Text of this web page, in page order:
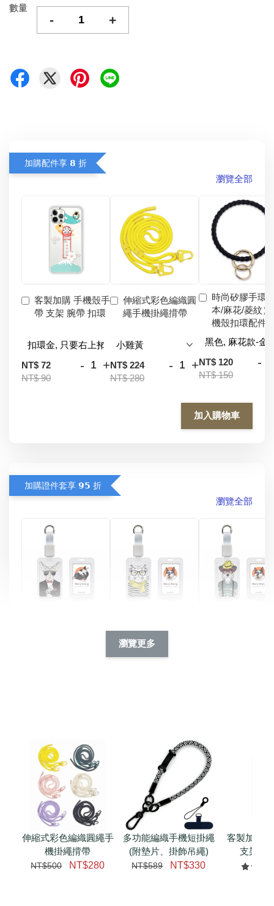
數量
- +
加購配件享 𝟴 折
瀏覽全部
客製加購 手機殼手
帶 支架 腕帶 扣環
NT$ 72
NT$ 90
- +
伸縮式彩色編織圓
繩手機掛繩揹帶
NT$ 224
NT$ 280
- +
時尚矽膠手環
本/麻花/菱紋）
機殼扣環配件
NT$ 120
NT$ 150
-
加入購物車
加購證件套享 𝟵𝟱 折
瀏覽全部
件套(附伸縮卡扣)
CSAA05
加入購物車
瀏覽更多
瀏覽更多
伸縮式彩色編織圓繩手
機掛繩揹帶
NT$500 NT$280
多功能編織手機短掛繩
(附墊片、掛飾吊繩)
NT$589 NT$330
客製加購
支架 腕